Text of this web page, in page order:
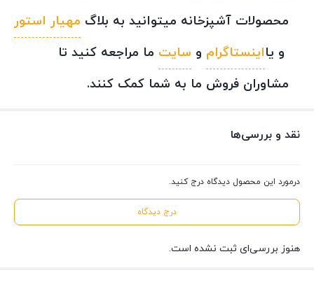
محصولات آشپزخانه میتوانید به بلاگ مهیار استور
و یااینستاگرام و سایت ما مراجعه کنید تا
مشاوران فروش ما به شما کمک کنند.
نقد و بررسی‌ها
درمورد این محصول دیدگاه درج کنید.
درج دیدگاه
هنوز بررسی‌ای ثبت نشده است.